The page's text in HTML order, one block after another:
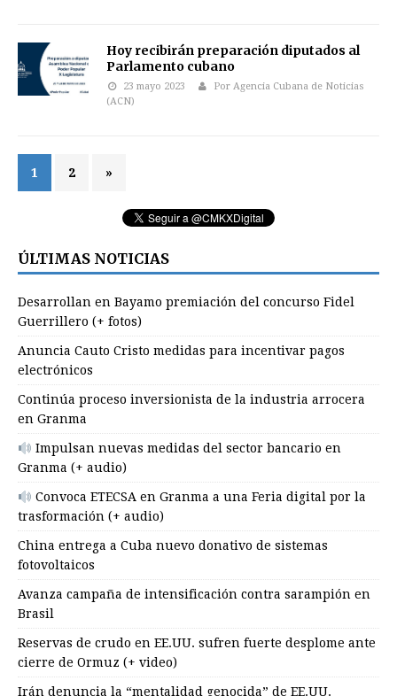
Hoy recibirán preparación diputados al
Parlamento cubano
23 mayo 2023
Por Agencia Cubana de Noticias
(ACN)
1 2 »
ÚLTIMAS NOTICIAS
Desarrollan en Bayamo premiación del concurso Fidel
Guerrillero (+ fotos)
Anuncia Cauto Cristo medidas para incentivar pagos
electrónicos
Continúa proceso inversionista de la industria arrocera
en Granma
Impulsan nuevas medidas del sector bancario en
Granma (+ audio)
Convoca ETECSA en Granma a una Feria digital por la
trasformación (+ audio)
China entrega a Cuba nuevo donativo de sistemas
fotovoltaicos
Avanza campaña de intensificación contra sarampión en
Brasil
Reservas de crudo en EE.UU. sufren fuerte desplome ante
cierre de Ormuz (+ video)
Irán denuncia la “mentalidad genocida” de EE.UU.